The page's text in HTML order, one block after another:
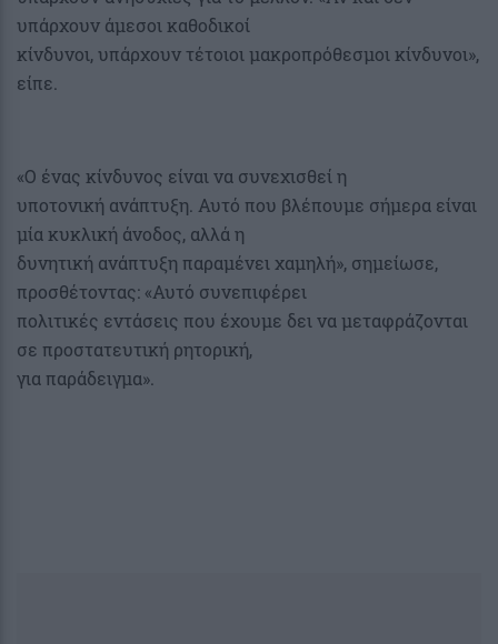
υπάρχουν άμεσοι καθοδικοί
κίνδυνοι, υπάρχουν τέτοιοι μακροπρόθεσμοι κίνδυνοι»,
είπε.
«Ο ένας κίνδυνος είναι να συνεχισθεί η
υποτονική ανάπτυξη. Αυτό που βλέπουμε σήμερα είναι
μία κυκλική άνοδος, αλλά η
δυνητική ανάπτυξη παραμένει χαμηλή», σημείωσε,
προσθέτοντας: «Αυτό συνεπιφέρει
πολιτικές εντάσεις που έχουμε δει να μεταφράζονται
σε προστατευτική ρητορική,
για παράδειγμα».